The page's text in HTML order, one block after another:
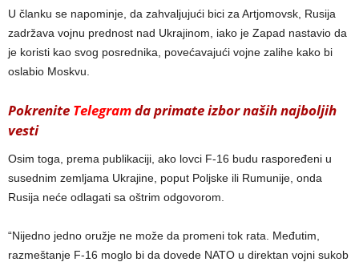
U članku se napominje, da zahvaljujući bici za Artjomovsk, Rusija
zadržava vojnu prednost nad Ukrajinom, iako je Zapad nastavio da
je koristi kao svog posrednika, povećavajući vojne zalihe kako bi
oslabio Moskvu.
Pokrenite Telegramda primate izbor naših najboljih
vesti
Osim toga, prema publikaciji, ako lovci F-16 budu raspoređeni u
susednim zemljama Ukrajine, poput Poljske ili Rumunije, onda
Rusija neće odlagati sa oštrim odgovorom.
“Nijedno jedno oružje ne može da promeni tok rata. Međutim,
razmeštanje F-16 moglo bi da dovede NATO u direktan vojni sukob